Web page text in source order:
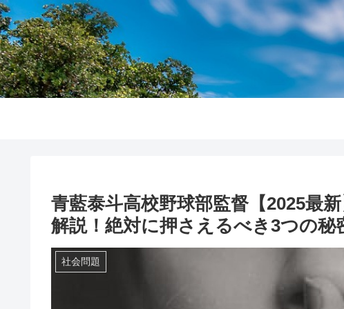
青藍泰斗高校野球部監督【2025最
解説！絶対に押さえるべき3つの秘
社会問題